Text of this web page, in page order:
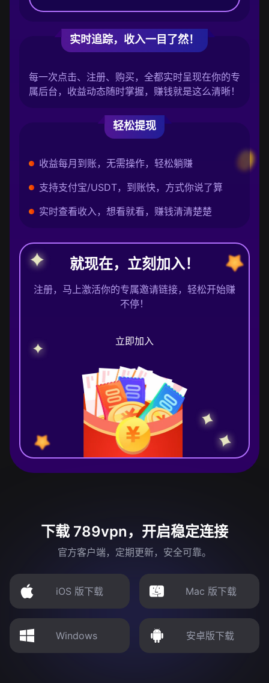
实时追踪，收入一目了然！
每一次点击、注册、购买，全都实时呈现在你的专
属后台，收益动态随时掌握，赚钱就是这么清晰！
轻松提现
收益每月到账，无需操作，轻松躺赚
支持支付宝/USDT，到账快，方式你说了算
实时查看收入，想看就看，赚钱清清楚楚
就现在，立刻加入！
注册，马上激活你的专属邀请链接，轻松开始赚
不停！
立即加入
下载 789vpn，开启稳定连接
官方客户端，定期更新，安全可靠。
iOS 版下载 Mac 版下载
Windows 安卓版下载